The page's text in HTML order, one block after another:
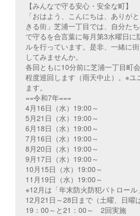
【みんなで守る安心・安全な町】
「おはよう、こんにちは、ありが
きる街」芝浦一丁目では、自分た
で守るを合言葉に毎月第3水曜日に
ルを行っています。是非、一緒に
してみませんか。
各回ともに10分前に芝浦一丁目町
程度巡回します（雨天中止）。※ユ
ます。
==令和7年===
4月16日（水）19:00～
5月21日（水）19:00～
6月18日（水）19:00～
7月16日（水）19:00～
8月20日（水）19:00～
9月17日（水）19:00～
10月15日（水）19:00～
11月19日（水）19:00～
※12月は「年末防火防犯パトロール
12月21日～28日まで（土曜、日曜
19：00～と21：00～ 2回実施